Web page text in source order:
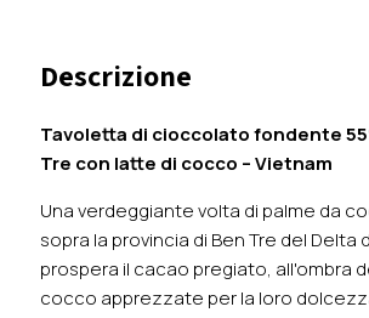
Descrizione
Tavoletta di cioccolato fondente
Tre con latte di cocco – Vietnam
Una verdeggiante volta di palme da
sopra la provincia di Ben Tre del Delta
prospera il cacao pregiato, all'ombra
cocco apprezzate per la loro